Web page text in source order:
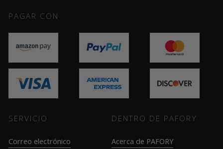
PAGAR CON
SERVICIO
Correo electrónico
DENTRO DE PAFORY
Acerca de PAFORY